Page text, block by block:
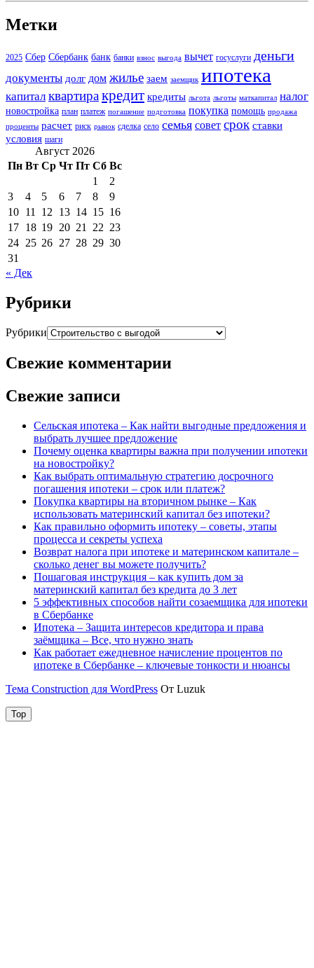
Метки
2025 Сбер Сбербанк банк банки взнос выгода вычет госуслуги деньги
документы долг дом жилье заем заемщик ипотека
капитал квартиракредит кредиты льгота льготы маткапитал налог
новостройка план платеж погашение подготовка покупка помощь продажа
проценты расчет риск рынок сделка село семья совет срок ставки
условия шаги
Август 2026
Пн Вт Ср Чт Пт Сб Вс
1
2
3
4 5 6 7 8
9
10 11 12 13 14 15 16
17 18 19 20 21 22 23
24 25 26 27 28 29 30
31
« Дек
Рубрики
Рубрики
Свежие комментарии
Свежие записи
Сельская ипотека – Как найти выгодные предложения и
выбрать лучшее предложение
Почему оценка квартиры важна при получении ипотеки
на новостройку?
Как выбрать оптимальную стратегию досрочного
погашения ипотеки – срок или платеж?
Покупка квартиры на вторичном рынке – Как
использовать материнский капитал без ипотеки?
Как правильно оформить ипотеку – советы, этапы
процесса и секреты успеха
Возврат налога при ипотеке и материнском капитале –
сколько денег вы можете получить?
Пошаговая инструкция – как купить дом за
материнский капитал без кредита до 3 лет
5 эффективных способов найти созаемщика для ипотеки
в Сбербанке
Ипотека – Защита интересов кредитора и права
заёмщика – Все, что нужно знать
Как работает ежедневное начисление процентов по
ипотеке в Сбербанке – ключевые тонкости и нюансы
Тема Construction для WordPress От Luzuk
Top